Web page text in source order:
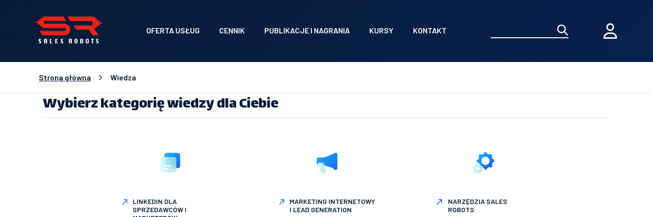
OFERTA USŁUG CENNIK PUBLIKACJE I NAGRANIA KURSY KONTAKT
Strona główna Wiedza
Wybierz kategorię wiedzy dla Ciebie
LINKEDIN DLA
SPRZEDAWCÓW I
MARKETING INTERNETOWY
I LEAD GENERATION
NARZĘDZIA SALES
ROBOTS